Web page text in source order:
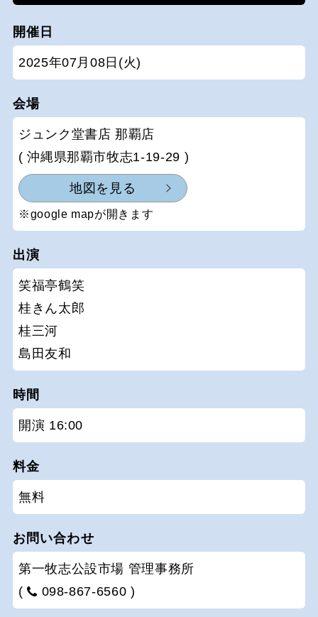
開催日
2025年07月08日(火)
会場
ジュンク堂書店 那覇店
( 沖縄県那覇市牧志1-19-29 )
地図を見る
※google mapが開きます
出演
笑福亭鶴笑
桂きん太郎
桂三河
島田友和
時間
開演 16:00
料金
無料
お問い合わせ
第一牧志公設市場 管理事務所
(
098-867-6560 )